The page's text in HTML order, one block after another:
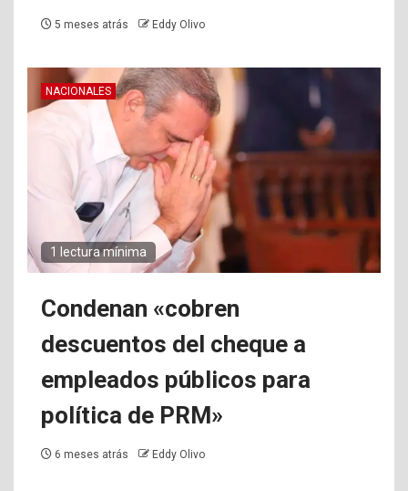
5 meses atrás Eddy Olivo
NACIONALES
1 lectura mínima
Condenan «cobren
descuentos del cheque a
empleados públicos para
política de PRM»
6 meses atrás Eddy Olivo